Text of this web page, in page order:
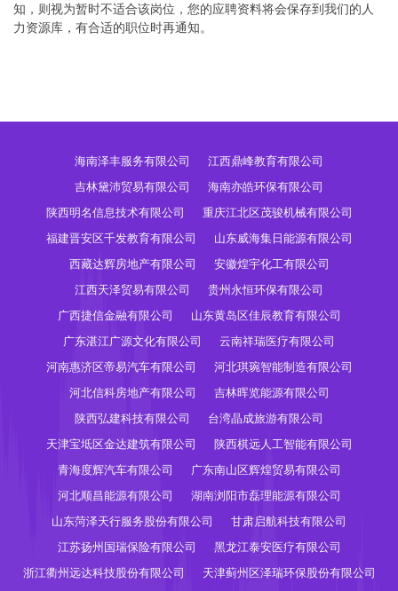
知，则视为暂时不适合该岗位，您的应聘资料将会保存到我们的人
力资源库，有合适的职位时再通知。
海南泽丰服务有限公司
江西鼎峰教育有限公司
吉林黛沛贸易有限公司
海南亦皓环保有限公司
陕西明名信息技术有限公司
重庆江北区茂骏机械有限公司
福建晋安区千发教育有限公司
山东威海集日能源有限公司
西藏达辉房地产有限公司
安徽煌宇化工有限公司
江西天泽贸易有限公司
贵州永恒环保有限公司
广西捷信金融有限公司
山东黄岛区佳辰教育有限公司
广东湛江广源文化有限公司
云南祥瑞医疗有限公司
河南惠济区帝易汽车有限公司
河北琪琬智能制造有限公司
河北信科房地产有限公司
吉林晖览能源有限公司
陕西弘建科技有限公司
台湾晶成旅游有限公司
天津宝坻区金达建筑有限公司
陕西棋远人工智能有限公司
青海度辉汽车有限公司
广东南山区辉煌贸易有限公司
河北顺昌能源有限公司
湖南浏阳市磊理能源有限公司
山东菏泽天行服务股份有限公司
甘肃启航科技有限公司
江苏扬州国瑞保险有限公司
黑龙江泰安医疗有限公司
浙江衢州远达科技股份有限公司
天津蓟州区泽瑞环保股份有限公司